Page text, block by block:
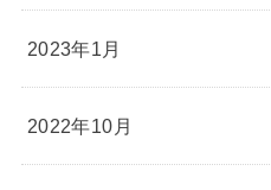
2023年1月
2022年10月